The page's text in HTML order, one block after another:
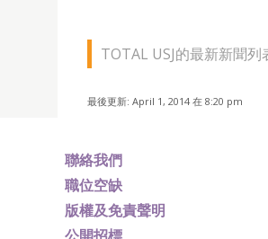
TOTAL USJ的最新新聞列
最後更新: April 1, 2014 在 8:20 pm
聯絡我們
職位空缺
版權及免責聲明